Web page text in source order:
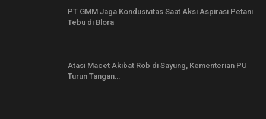
PT GMM Jaga Kondusivitas Saat Aksi Aspirasi Petani
Tebu di Blora
Atasi Macet Akibat Rob di Sayung, Kementerian PU
Turun Tangan…